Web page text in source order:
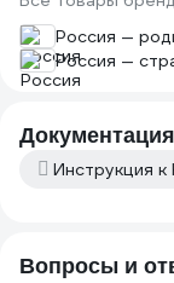
Россия —
Россия —
Документация
Инструкция к
Вопросы и